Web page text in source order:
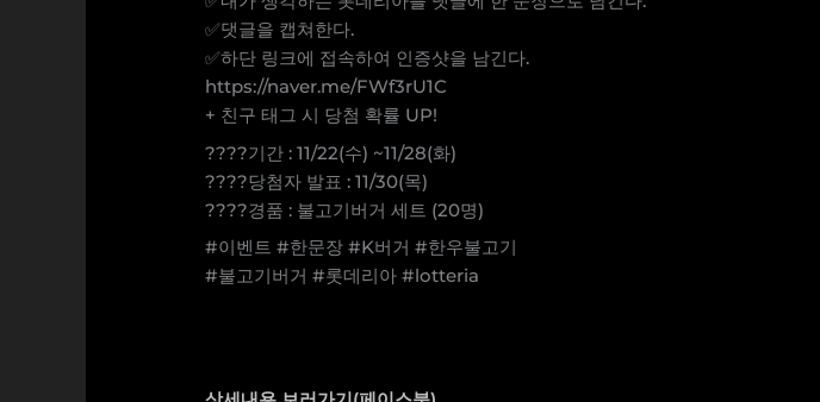
✅댓글을 캡쳐한다.
✅하단 링크에 접속하여 인증샷을 남긴다.
https://naver.me/FWf3rU1C
+ 친구 태그 시 당첨 확률 UP!
????기간 : 11/22(수) ~11/28(화)
????당첨자 발표 : 11/30(목)
????경품 : 불고기버거 세트 (20명)
#이벤트 #한문장 #K버거 #한우불고기
#불고기버거 #롯데리아 #lotteria